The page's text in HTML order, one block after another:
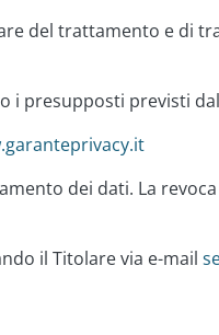
del trattamento e di
presupposti previsti dal
dei dati. La
il Titolare via e-mail